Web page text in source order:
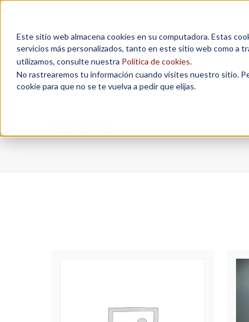
Este sitio web almacena cookies en su computadora. Estas
servicios más personalizados, tanto en este sitio web como a
utilizamos, consulte nuestra Política de cookies.
No rastrearemos tu información cuando visites nuestro sitio.
cookie para que no se te vuelva a pedir que elijas.